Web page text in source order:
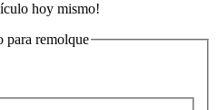
hoy mismo!
para remolque